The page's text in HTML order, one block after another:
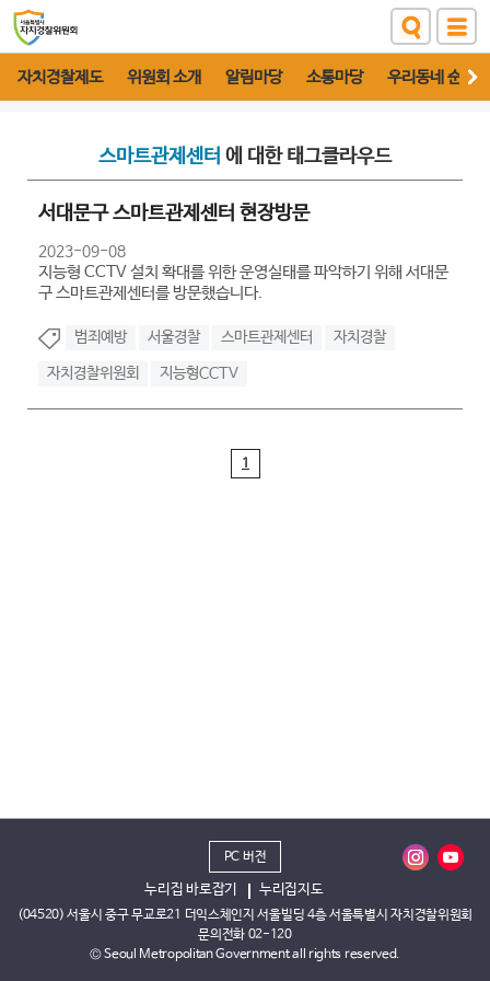
자치경찰제도 위원회 소개 알림마당 소통마당 우리동네 순찰대
스마트관제센터 에 대한 태그클라우드
서대문구 스마트관제센터 현장방문
2023-09-08
지능형 CCTV 설치 확대를 위한 운영실태를 파악하기 위해 서대문
구 스마트관제센터를 방문했습니다.
범죄예방 서울경찰 스마트관제센터 자치경찰
자치경찰위원회 지능형CCTV
1
PC 버전
누리집 바로잡기 누리집지도
(04520) 서울시 중구 무교로21 더익스체인지 서울빌딩 4층 서울특별시 자치경찰위원회
문의전화 02-120
© Seoul Metropolitan Government all rights reserved.